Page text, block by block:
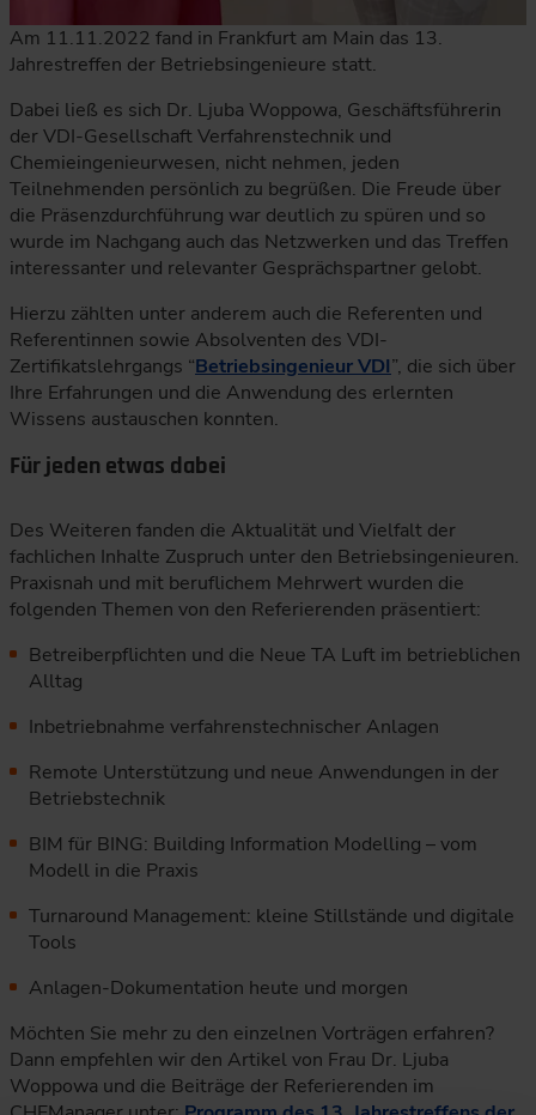
Am 11.11.2022 fand in Frankfurt am Main das 13.
Jahrestreffen der Betriebsingenieure statt.
Dabei ließ es sich Dr. Ljuba Woppowa, Geschäftsführerin
der VDI-Gesellschaft Verfahrenstechnik und
Chemieingenieurwesen, nicht nehmen, jeden
Teilnehmenden persönlich zu begrüßen. Die Freude über
die Präsenzdurchführung war deutlich zu spüren und so
wurde im Nachgang auch das Netzwerken und das Treffen
interessanter und relevanter Gesprächspartner gelobt.
Hierzu zählten unter anderem auch die Referenten und
Referentinnen sowie Absolventen des VDI-
Zertifikatslehrgangs “Betriebsingenieur VDI”, die sich über
Ihre Erfahrungen und die Anwendung des erlernten
Wissens austauschen konnten.
Für jeden etwas dabei
Des Weiteren fanden die Aktualität und Vielfalt der
fachlichen Inhalte Zuspruch unter den Betriebsingenieuren.
Praxisnah und mit beruflichem Mehrwert wurden die
folgenden Themen von den Referierenden präsentiert:
Betreiberpflichten und die Neue TA Luft im betrieblichen
Alltag
Inbetriebnahme verfahrenstechnischer Anlagen
Remote Unterstützung und neue Anwendungen in der
Betriebstechnik
BIM für BING: Building Information Modelling – vom
Modell in die Praxis
Turnaround Management: kleine Stillstände und digitale
Tools
Anlagen-Dokumentation heute und morgen
Möchten Sie mehr zu den einzelnen Vorträgen erfahren?
Dann empfehlen wir den Artikel von Frau Dr. Ljuba
Woppowa und die Beiträge der Referierenden im